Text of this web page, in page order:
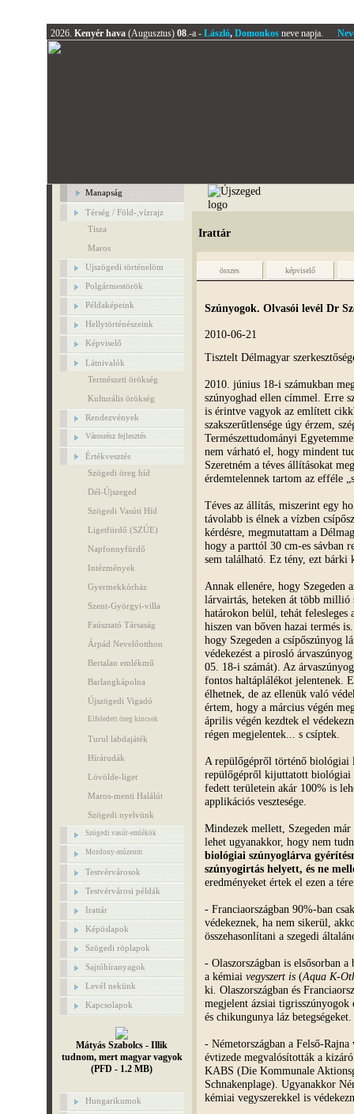
2026. Kenyér hava (Augusztus) 08.-a - László, Domonkosneve napja.
Manapság
Térség / Föld-,vízrajz
Tisza
Maros
Ujszögedi történelöm
Polgármestörök
Példaképeink
Hellytörténészeink
Képviselő
Látnivalók
Természeti örökség
Kulturális örökség
Rendezvények
Városrész fejlesztés
Értékvesztés
Szögedi öreg híd
Dél-Újszeged
Szögedi Vasúti Híd
Ligetfürdő (SZÚE)
Napfonnyfürdő
Intézmények
Gyermekkórház
Szent-Györgyi-villa
Faúsztató Társaság
Árpád Nevelőotthon
Bertalan emlékmű
Barlangkápolna
Újszögedi Vigadó
Elfeledett öreg kincsek
Turul labdajáték
Hírárudák
Lövölde-liget
Maros-menti Halálút
Szögedi nyelvünk
Szögedi vasút-emlékök
Mozdony-múzeum
Testvérvárosok
Testvérvárosi példák
Irattár
Képöslapok
Szögedi röplapok
Sajtóhíranyagok
Levél nekünk
Kapcsolapok
Mátyás Szabolcs - Illik
tudnom, mert magyar vagyok
(PFD - 1.2 MB)
Hungarikumok
Irattár
összes képviselő
Szúnyogok. Olvasói levél Dr
2010-06-21
Tisztelt Délmagyar
2010. június 18-i számukban
szúnyoghad ellen címmel. Erre
is érintve vagyok az említett
szakszerűtlensége úgy érzem,
Természettudományi
nem várható el, hogy mindent
Szeretném a téves állításokat
érdemtelennek tartom az efféle
Téves az állítás, miszerint egy
távolabb is élnek a vízben
kérdésre, megmutattam a
hogy a parttól 30 cm-es sávban
sem található. Ez tény, ezt bárki
Annak ellenére, hogy Szegeden
lárvairtás, heteken át több millió
határokon belül, tehát
hiszen van bőven hazai termés
hogy Szegeden a csípőszúnyog
védekezést a pirosló
05. 18-i számát). Az
fontos haltáplálékot jelentenek.
élhetnek, de az ellenük való
értem, hogy a március végén
április végén kezdtek el
régen megjelentek... s csíptek.
A repülőgépről történő biológiai
repülőgépről kijuttatott biológiai
fedett területein akár 100% is
applikációs vesztesége.
Mindezek mellett, Szegeden
lehet ugyanakkor, hogy nem
biológiai szúnyoglárva
szúnyogirtás helyett, és ne
eredményeket értek el ezen a
- Franciaországban 90%-ban
védekeznek, ha nem sikerül,
összehasonlítani a szegedi
- Olaszországban is elsősorban
a kémiai vegyszert is(Aqua K-
ki Olaszországban és
megjelent ázsiai
és chikungunya láz betegségeket.
- Németországban a Felső-
évtizede megvalósították a
KABS (Die Kommunale
Schnakenplage). Ugyanakkor
kémiai vegyszerekkel is